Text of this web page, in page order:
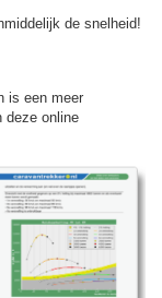
de snelheid!
is een meer
deze online